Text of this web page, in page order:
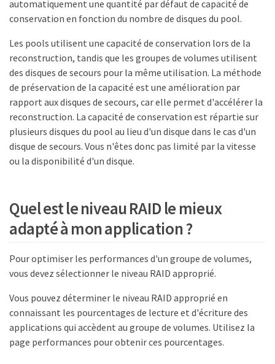
automatiquement une quantité par défaut de capacité de
conservation en fonction du nombre de disques du pool.
Les pools utilisent une capacité de conservation lors de la
reconstruction, tandis que les groupes de volumes utilisent
des disques de secours pour la même utilisation. La méthode
de préservation de la capacité est une amélioration par
rapport aux disques de secours, car elle permet d'accélérer la
reconstruction. La capacité de conservation est répartie sur
plusieurs disques du pool au lieu d'un disque dans le cas d'un
disque de secours. Vous n'êtes donc pas limité par la vitesse
ou la disponibilité d'un disque.
Quel est le niveau RAID le mieux
adapté à mon application ?
Pour optimiser les performances d'un groupe de volumes,
vous devez sélectionner le niveau RAID approprié.
Vous pouvez déterminer le niveau RAID approprié en
connaissant les pourcentages de lecture et d'écriture des
applications qui accèdent au groupe de volumes. Utilisez la
page performances pour obtenir ces pourcentages.